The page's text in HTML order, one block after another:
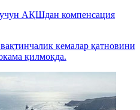
АҚШдан компенсация
кемалар қатновини
қилмоқда.